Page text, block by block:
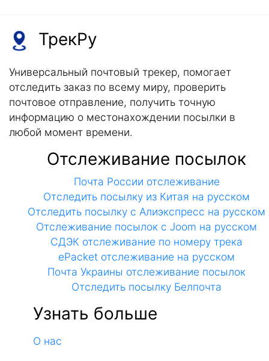
ТрекРу
Универсальный почтовый трекер, помогает
отследить заказ по всему миру, проверить
почтовое отправление, получить точную
информацию о местонахождении посылки в
любой момент времени.
Отслеживание посылок
Почта России отслеживание
Отследить посылку из Китая на русском
Отследить посылку с Алиэкспресс на русском
Отслеживание посылок с Joom на русском
СДЭК отслеживание по номеру трека
ePacket отслеживание на русском
Почта Украины отслеживание посылок
Отследить посылку Белпочта
Узнать больше
О нас